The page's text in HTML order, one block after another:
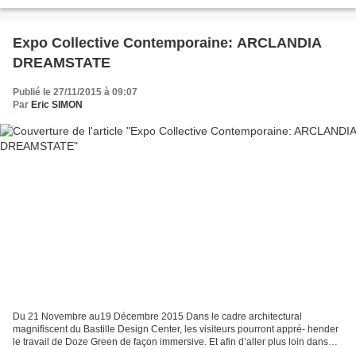
Expo Collective Contemporaine: ARCLANDIA
DREAMSTATE
Publié le 27/11/2015 à 09:07
Par Eric SIMON
Du 21 Novembre au19 Décembre 2015 Dans le cadre architectural
magnifiscent du Bastille Design Center, les visiteurs pourront appré- hender
le travail de Doze Green de façon immersive. Et afin d’aller plus loin dans